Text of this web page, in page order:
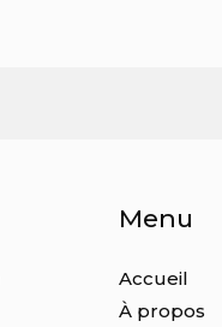
Menu
Accueil
À propos